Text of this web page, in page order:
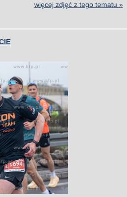
więcej zdjęć z tego tematu »